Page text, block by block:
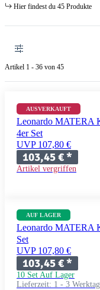
Hier findest du 45 Produkte
Artikel 1 - 36 von 45
AUSVERKAUFT
Leonardo MATERA
4er Set
UVP 107,80 €
103,45 €*
Artikel vergriffen
AUF LAGER
Leonardo MATERA
Set
UVP 107,80 €
103,45 €*
10 Set Auf Lager
Lieferzeit: 1 - 3